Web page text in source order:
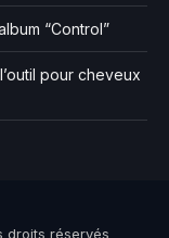
“Control”
pour cheveux
droits réservés